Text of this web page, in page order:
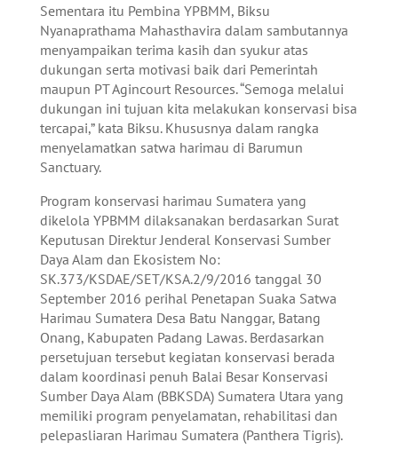
Sementara itu Pembina YPBMM, Biksu
Nyanaprathama Mahasthavira dalam sambutannya
menyampaikan terima kasih dan syukur atas
dukungan serta motivasi baik dari Pemerintah
maupun PT Agincourt Resources. “Semoga melalui
dukungan ini tujuan kita melakukan konservasi bisa
tercapai,” kata Biksu. Khususnya dalam rangka
menyelamatkan satwa harimau di Barumun
Sanctuary.
Program konservasi harimau Sumatera yang
dikelola YPBMM dilaksanakan berdasarkan Surat
Keputusan Direktur Jenderal Konservasi Sumber
Daya Alam dan Ekosistem No:
SK.373/KSDAE/SET/KSA.2/9/2016 tanggal 30
September 2016 perihal Penetapan Suaka Satwa
Harimau Sumatera Desa Batu Nanggar, Batang
Onang, Kabupaten Padang Lawas. Berdasarkan
persetujuan tersebut kegiatan konservasi berada
dalam koordinasi penuh Balai Besar Konservasi
Sumber Daya Alam (BBKSDA) Sumatera Utara yang
memiliki program penyelamatan, rehabilitasi dan
pelepasliaran Harimau Sumatera (Panthera Tigris).